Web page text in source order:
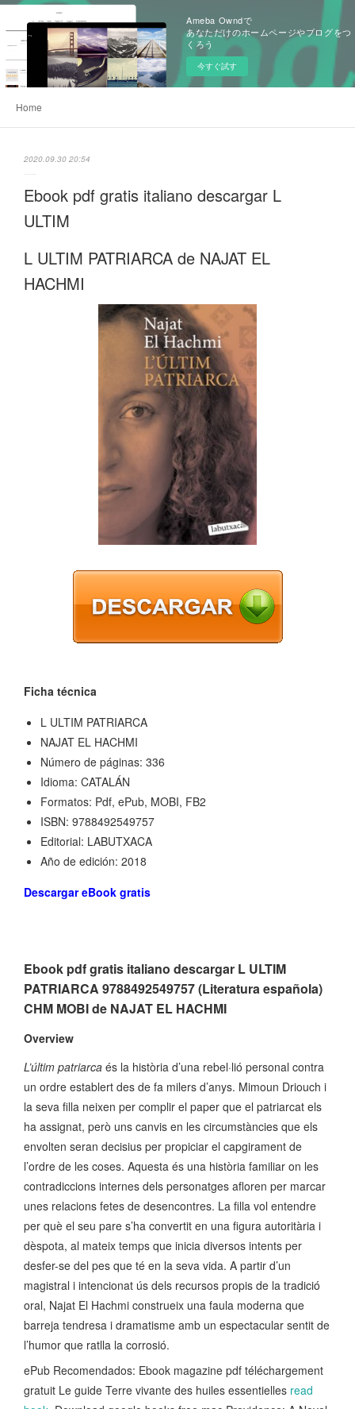
Ameba Owndで
あなただけのホームページやブログをつ
くろう
今すぐ試す
Home
2020.09.30 20:54
Ebook pdf gratis italiano descargar L
ULTIM
L ULTIM PATRIARCA de NAJAT EL
HACHMI
Ficha técnica
L ULTIM PATRIARCA
NAJAT EL HACHMI
Número de páginas: 336
Idioma: CATALÁN
Formatos: Pdf, ePub, MOBI, FB2
ISBN: 9788492549757
Editorial: LABUTXACA
Año de edición: 2018
Descargar eBook gratis
Ebook pdf gratis italiano descargar L ULTIM
PATRIARCA 9788492549757 (Literatura española)
CHM MOBI de NAJAT EL HACHMI
Overview
L’últim patriarca és la història d’una rebel·lió personal contra
un ordre establert des de fa milers d’anys. Mimoun Driouch i
la seva filla neixen per complir el paper que el patriarcat els
ha assignat, però uns canvis en les circumstàncies que els
envolten seran decisius per propiciar el capgirament de
l’ordre de les coses. Aquesta és una història familiar on les
contradiccions internes dels personatges afloren per marcar
unes relacions fetes de desencontres. La filla vol entendre
per què el seu pare s’ha convertit en una figura autoritària i
dèspota, al mateix temps que inicia diversos intents per
desfer-se del pes que té en la seva vida. A partir d’un
magistral i intencionat ús dels recursos propis de la tradició
oral, Najat El Hachmi construeix una faula moderna que
barreja tendresa i dramatisme amb un espectacular sentit de
l’humor que ratlla la corrosió.
ePub Recomendados: Ebook magazine pdf téléchargement
gratuit Le guide Terre vivante des huiles essentielles read